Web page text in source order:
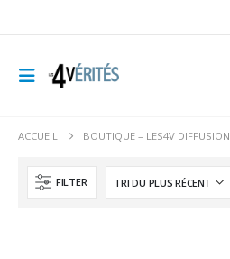
ACCUEIL BOUTIQUE – LES4V DIFFUSION
FILTER